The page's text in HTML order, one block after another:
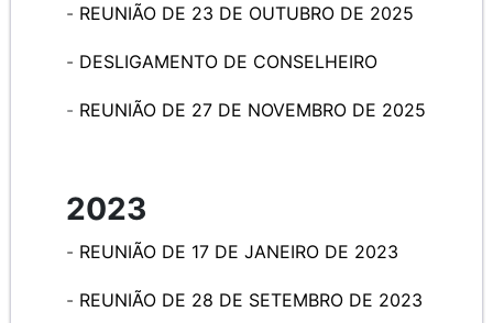
- REUNIÃO DE 23 DE OUTUBRO DE 2025
- DESLIGAMENTO DE CONSELHEIRO
- REUNIÃO DE 27 DE NOVEMBRO DE 2025
2023
- REUNIÃO DE 17 DE JANEIRO DE 2023
- REUNIÃO DE 28 DE SETEMBRO DE 2023